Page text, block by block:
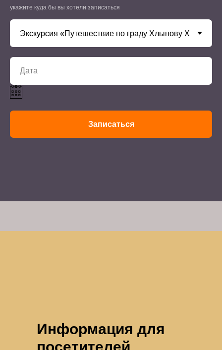
укажите куда бы вы хотели записаться
Записаться
Информация для